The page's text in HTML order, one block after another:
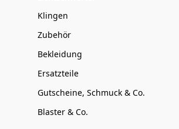
Klingen
Zubehör
Bekleidung
Ersatzteile
Gutscheine, Schmuck & Co.
Blaster & Co.